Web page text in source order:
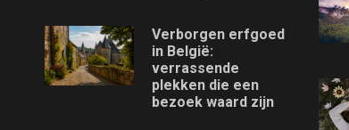
Verborgen erfgoed
in België:
verrassende
plekken die een
bezoek waard zijn